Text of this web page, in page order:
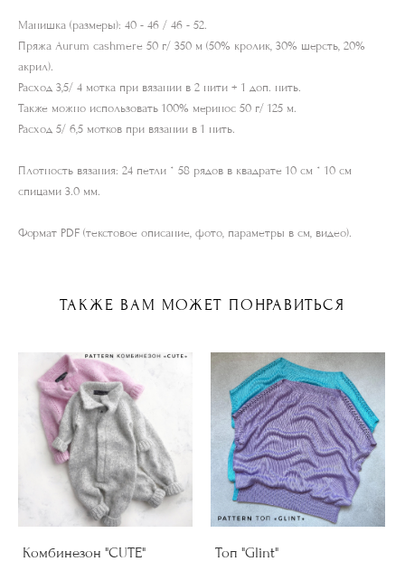
Манишка (размеры): 40 - 46 / 46 - 52.
Пряжа Aurum cashmere 50 г/ 350 м (50% кролик, 30% шерсть, 20%
акрил).
Расход 3,5/ 4 мотка при вязании в 2 нити + 1 доп. нить.
Также можно использовать 100% меринос 50 г/ 125 м.
Расход 5/ 6,5 мотков при вязании в 1 нить.
Плотность вязания: 24 петли * 58 рядов в квадрате 10 см * 10 см
спицами 3.0 мм.
Формат PDF (текстовое описание, фото, параметры в см, видео).
ТАКЖЕ ВАМ МОЖЕТ ПОНРАВИТЬСЯ
Комбинезон "CUTE"
Топ "Glint"